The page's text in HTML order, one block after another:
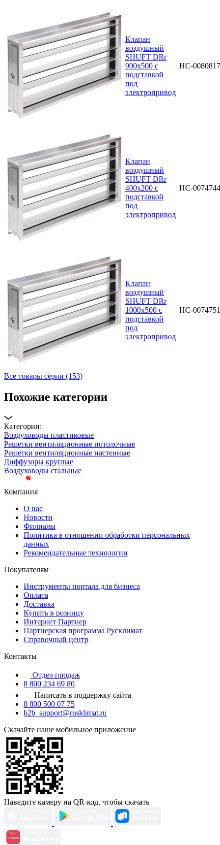
Клапан
воздушный
SHUFT DRr
900х500 с
подставкой
под
электропривод
НС-0080817
Клапан
воздушный
SHUFT DRr
400х200 с
подставкой
под
электропривод
НС-0074744
Клапан
воздушный
SHUFT DRr
1000х500 с
подставкой
под
электропривод
НС-0074751
Все товары серии (153)
Похожие категории
Категории:
Воздуховоды пластиковые
Решетки вентиляционные потолочные
Решетки вентиляционные настенные
Диффузоры круглые
Воздуховоды стальные
Компания
О нас
Новости
Филиалы
Политика в отношении обработки персональных
данных
Рекомендательные технологии
Покупателям
Инструменты портала для бизнеса
Оплата
Доставка
Купить в розницу
Интернет Партнер
Партнерская программа Русклимат
Справочный центр
Контакты
Отдел продаж
8 800 234 69 80
Написать в поддержку сайта
8 800 500 07 75
b2b_support@rusklimat.ru
Скачайте наше мобильное приложение
Наведите камеру на QR-код, чтобы скачать